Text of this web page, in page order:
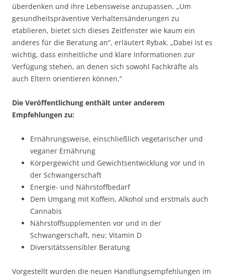
überdenken und ihre Lebensweise anzupassen. „Um
gesundheitspräventive Verhaltensänderungen zu
etablieren, bietet sich dieses Zeitfenster wie kaum ein
anderes für die Beratung an“, erläutert Rybak. „Dabei ist es
wichtig, dass einheitliche und klare Informationen zur
Verfügung stehen, an denen sich sowohl Fachkräfte als
auch Eltern orientieren können.“
Die Veröffentlichung enthält unter anderem
Empfehlungen zu:
Ernährungsweise, einschließlich vegetarischer und
veganer Ernährung
Körpergewicht und Gewichtsentwicklung vor und in
der Schwangerschaft
Energie- und Nährstoffbedarf
Dem Umgang mit Koffein, Alkohol und erstmals auch
Cannabis
Nährstoffsupplementen vor und in der
Schwangerschaft, neu: Vitamin D
Diversitätssensibler Beratung
Vorgestellt wurden die neuen Handlungsempfehlungen im